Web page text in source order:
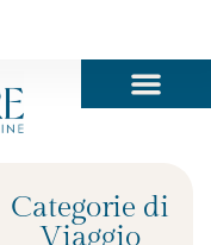
Categorie di
Viaggio